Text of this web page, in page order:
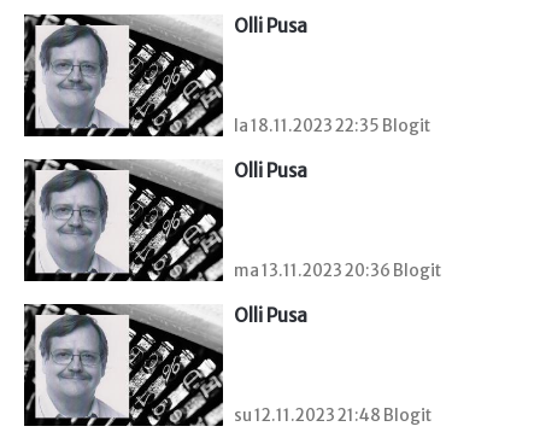
Olli Pusa
la 18.11.2023 22:35 Blogit
Olli Pusa
ma 13.11.2023 20:36 Blogit
Olli Pusa
su 12.11.2023 21:48 Blogit